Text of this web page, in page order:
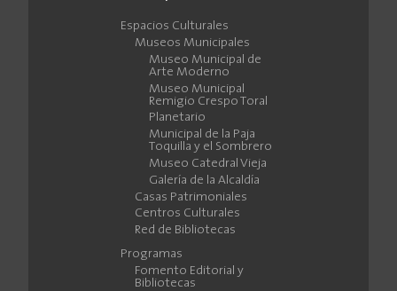
Espacios Culturales
Museos Municipales
Museo Municipal de
Arte Moderno
Museo Municipal
Remigio Crespo Toral
Planetario
Municipal de la Paja
Toquilla y el Sombrero
Museo Catedral Vieja
Galería de la Alcaldía
Casas Patrimoniales
Centros Culturales
Red de Bibliotecas
Programas
Fomento Editorial y
Bibliotecas